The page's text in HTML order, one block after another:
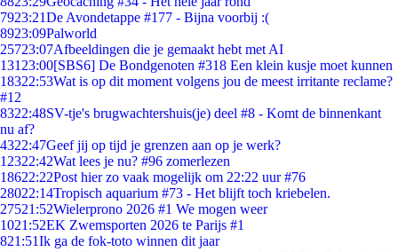
7923:21De Avondetappe #177 - Bijna voorbij :(
8923:09Palworld
25723:07Afbeeldingen die je gemaakt hebt met AI
131 23:00[SBS6] De Bondgenoten #318 Een klein kusje moet kunnen
18322:53Wat is op dit moment volgens jou de meest irritante reclame?
#12
8322:48SV-tje's brugwachtershuis(je) deel #8 - Komt de binnenkant
nu af?
4322:47Geef jij op tijd je grenzen aan op je werk?
12322:42Wat lees je nu? #96 zomerlezen
18622:22Post hier zo vaak mogelijk om 22:22 uur #76
28022:14Tropisch aquarium #73 - Het blijft toch kriebelen.
27521:52Wielerprono 2026 #1 We mogen weer
1021:52EK Zwemsporten 2026 te Parijs #1
821:51Ik ga de fok-toto winnen dit jaar